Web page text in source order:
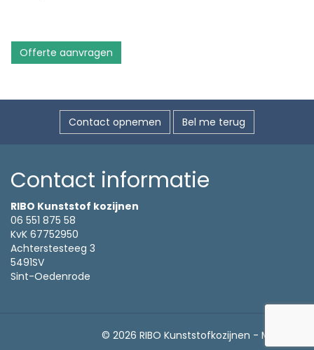
Offerte aanvragen
Contact opnemen Bel me terug
Contact informatie
RIBO Kunststof kozijnen
06 551 875 58
KvK 67752950
Achterstesteeg 3
5491SV
Sint-Oedenrode
© 2026 RIBO Kunststofkozijnen - Meierij IT